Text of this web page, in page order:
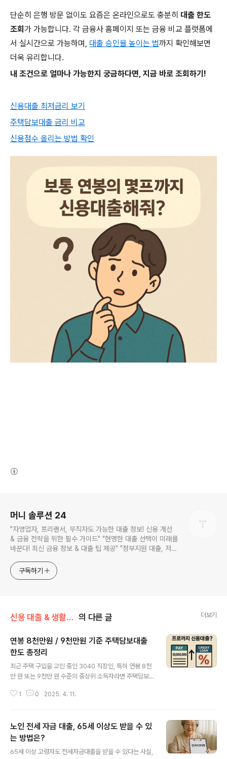
단순히 은행 방문 없이도 요즘은 온라인으로도 충분히 대출 한도
조회 가 가능합니다. 각 금융사 홈페이지 또는 금융 비교 플랫폼에
서 실시간으로 가능하며, 대출 승인율 높이는 법까지 확인해보면
더욱 유리합니다.
내 조건으로 얼마나 가능한지 궁금하다면, 지금 바로 조회하기!
신용대출 최저금리 보기
주택담보대출 금리 비교
신용점수 올리는 방법 확인
머니 솔루션 24
"자영업자, 프리랜서, 무직자도 가능한 대출 정보! 신용 개선
& 금융 전략을 위한 필수 가이드" "현명한 대출 선택이 미래를
바꾼다! 최신 금융 정보 & 대출 팁 제공" "정부지원 대출, 저금
"대출 고민 해결! 신용점수 관리부터 소액대출까지 한눈에 확
인하는 스마트 재테크 블로그" "금융을 알면 돈이 보인다! 신
구독하기
신용 대출 & 생활비 대출 의 다른 글 더보기
연봉 8천만원 / 9천만원 기준 주택담보대출
한도 총정리
최근 주택 구입을 고민 중인 3040 직장인, 특히 연봉 8천
만 원 또는 9천만 원 수준의 중상위 소득자라면 주택담보
제 강화로 인해 대출 한도는 더 복잡해졌는데요. 오늘은 실
까지 꼼꼼히 읽어보세요. 대출 한도 조회 방법주택담보대
출 금리 최저DTI LTV 계산기 활용법DSR이란 무엇인가
요?총부채원리금상환비율(DSR)은 연소득 대비 전체 대출
의 원리금 상환액 비율을 의미합니다. 현재 1단계~3단계
1 0 2025. 4. 11.
노인 전세 자금 대출, 65세 이상도 받을 수 있
는 방법은?
65세 이상 고령자도 전세자금대출을 받을 수 있다는 사실,